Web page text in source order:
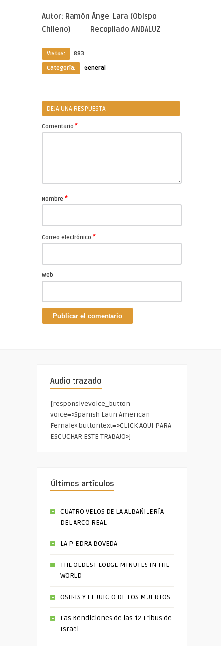
Autor: Ramón Ángel Lara (Obispo
Chileno) Recopilado ANDALUZ
Vistas:
883
Categoría:
General
DEJA UNA RESPUESTA
Comentario *
Nombre *
Correo electrónico *
Web
Audio trazado
[responsivevoice_button
voice=»Spanish Latin American
Female» buttontext=»CLICK AQUI PARA
ESCUCHAR ESTE TRABAJO»]
Últimos artículos
CUATRO VELOS DE LA ALBAÑILERÍA
DEL ARCO REAL
LA PIEDRA BOVEDA
THE OLDEST LODGE MINUTES IN THE
WORLD
OSIRIS Y EL JUICIO DE LOS MUERTOS
Las Bendiciones de las 12 Tribus de
Israel